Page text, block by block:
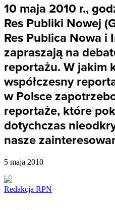
10 maja 2010 r.,
Res Publiki Nowej
Res Publica Nowa i
zapraszają na
reportażu. W jakim
współczesny
w Polsce
reportaże, które
dotychczas
nasze
5 maja 2010
Redakcja RPN